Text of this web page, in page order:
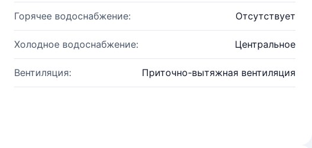
Горячее водоснабжение: Отсутствует
Холодное водоснабжение: Центральное
Вентиляция: Приточно-вытяжная вентиляция